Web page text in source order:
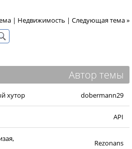
| Недвижимость | Следующая тема »
Автор темы
хутор dobermann29
API
Rezonans